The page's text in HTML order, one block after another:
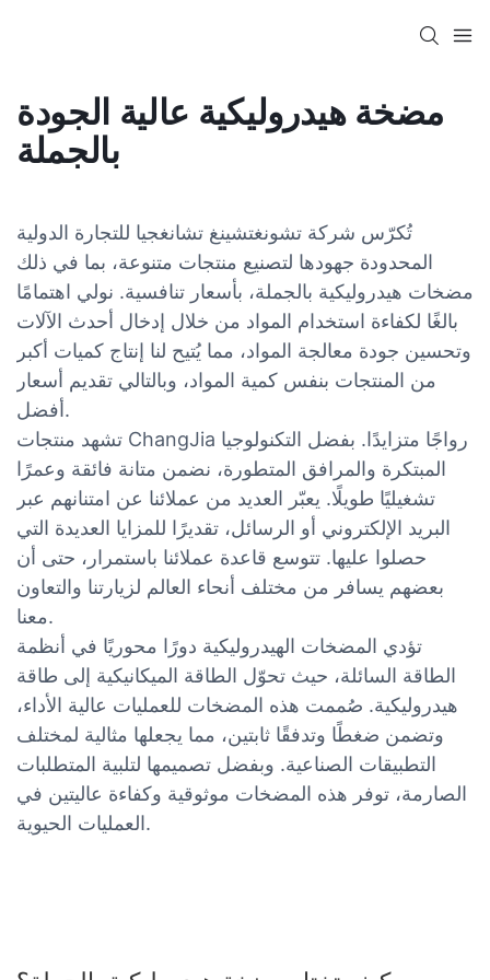
مضخة هيدروليكية عالية الجودة
بالجملة
تُكرّس شركة تشونغتشينغ تشانغجيا للتجارة الدولية
المحدودة جهودها لتصنيع منتجات متنوعة، بما في ذلك
مضخات هيدروليكية بالجملة، بأسعار تنافسية. نولي اهتمامًا
بالغًا لكفاءة استخدام المواد من خلال إدخال أحدث الآلات
وتحسين جودة معالجة المواد، مما يُتيح لنا إنتاج كميات أكبر
من المنتجات بنفس كمية المواد، وبالتالي تقديم أسعار
أفضل.
تشهد منتجات ChangJia رواجًا متزايدًا. بفضل التكنولوجيا
المبتكرة والمرافق المتطورة، نضمن متانة فائقة وعمرًا
تشغيليًا طويلًا. يعبّر العديد من عملائنا عن امتنانهم عبر
البريد الإلكتروني أو الرسائل، تقديرًا للمزايا العديدة التي
حصلوا عليها. تتوسع قاعدة عملائنا باستمرار، حتى أن
بعضهم يسافر من مختلف أنحاء العالم لزيارتنا والتعاون
معنا.
تؤدي المضخات الهيدروليكية دورًا محوريًا في أنظمة
الطاقة السائلة، حيث تحوّل الطاقة الميكانيكية إلى طاقة
هيدروليكية. صُممت هذه المضخات للعمليات عالية الأداء،
وتضمن ضغطًا وتدفقًا ثابتين، مما يجعلها مثالية لمختلف
التطبيقات الصناعية. وبفضل تصميمها لتلبية المتطلبات
الصارمة، توفر هذه المضخات موثوقية وكفاءة عاليتين في
العمليات الحيوية.